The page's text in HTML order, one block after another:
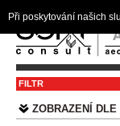
FILTR
ZOBRAZENÍ DLE
Při poskytování našich